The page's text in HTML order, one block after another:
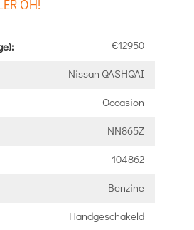
OH!
€12950
Nissan QASHQAI
Occasion
NN865Z
104862
Benzine
Handgeschakeld